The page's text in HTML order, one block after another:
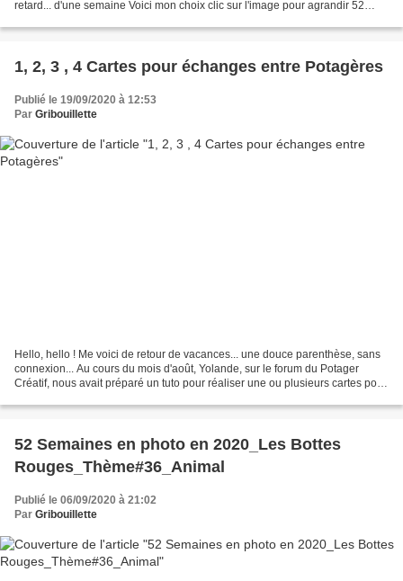
retard... d'une semaine Voici mon choix clic sur l'image pour agrandir 52
1, 2, 3 , 4 Cartes pour échanges entre Potagères
Publié le 19/09/2020 à 12:53
Par Gribouillette
Hello, hello ! Me voici de retour de vacances... une douce parenthèse, sans
connexion... Au cours du mois d'août, Yolande, sur le forum du Potager
Créatif, nous avait préparé un tuto pour réaliser une ou plusieurs cartes pour
52 Semaines en photo en 2020_Les Bottes
Rouges_Thème#36_Animal
Publié le 06/09/2020 à 21:02
Par Gribouillette